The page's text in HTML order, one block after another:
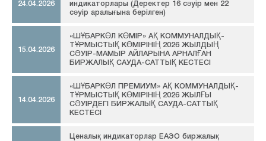
24.04.2026
индикаторлары (Деректер 16 сәуір мен 22
сәуір аралығына берілген)
15.04.2026
«ШҰБАРКӨЛ КӨМІР» АҚ КОММУНАЛДЫҚ-
ТҰРМЫСТЫҚ КӨМІРІНІҢ 2026 ЖЫЛДЫҢ
СӘУІР-МАМЫР АЙЛАРЫНА АРНАЛҒАН
БИРЖАЛЫҚ САУДА-САТТЫҚ КЕСТЕСІ
14.04.2026
«ШҰБАРКӨЛ ПРЕМИУМ» АҚ КОММУНАЛДЫҚ-
ТҰРМЫСТЫҚ КӨМІРІНІҢ 2026 ЖЫЛҒЫ
СӘУІРДЕГІ БИРЖАЛЫҚ САУДА-САТТЫҚ
КЕСТЕСІ
Ценалық индикаторлар ЕАЭО биржалық